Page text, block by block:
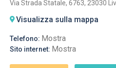
Via Strada Statale, 6763, 23030
Visualizza sulla mappa
Telefono: Mostra
Sito internet: Mostra